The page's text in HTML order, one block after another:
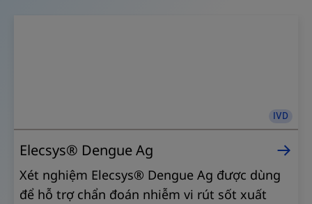
IVD
Elecsys® Dengue Ag
Xét nghiệm Elecsys® Dengue Ag được dùng
để hỗ trợ chẩn đoán nhiễm vi rút sốt xuất